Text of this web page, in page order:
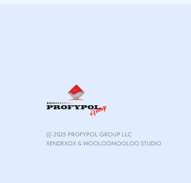
© 2025 PROFYPOL GROUP LLC
XENDEXOX & WOOLOOMOOLOO STUDIO